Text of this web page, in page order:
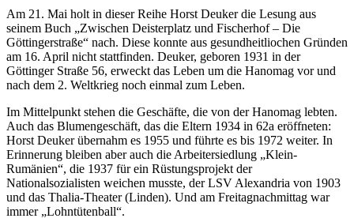
Am 21. Mai holt in dieser Reihe Horst Deuker die Lesung aus
seinem Buch „Zwischen Deisterplatz und Fischerhof – Die
Göttingerstraße“ nach. Diese konnte aus gesundheitliochen Gründen
am 16. April nicht stattfinden. Deuker, geboren 1931 in der
Göttinger Straße 56, erweckt das Leben um die Hanomag vor und
nach dem 2. Weltkrieg noch einmal zum Leben.
Im Mittelpunkt stehen die Geschäfte, die von der Hanomag lebten.
Auch das Blumengeschäft, das die Eltern 1934 in 62a eröffneten:
Horst Deuker übernahm es 1955 und führte es bis 1972 weiter. In
Erinnerung bleiben aber auch die Arbeitersiedlung „Klein-
Rumänien“, die 1937 für ein Rüstungsprojekt der
Nationalsozialisten weichen musste, der LSV Alexandria von 1903
und das Thalia-Theater (Linden). Und am Freitagnachmittag war
immer „Lohntütenball“.